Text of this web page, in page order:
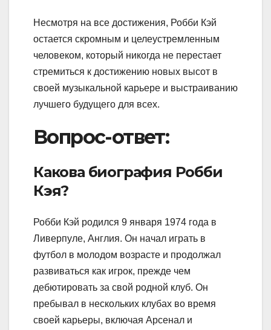
Несмотря на все достижения, Робби Кэй
остается скромным и целеустремленным
человеком, который никогда не перестает
стремиться к достижению новых высот в
своей музыкальной карьере и выстраиванию
лучшего будущего для всех.
Вопрос-ответ:
Какова биография Робби
Кэя?
Робби Кэй родился 9 января 1974 года в
Ливерпуле, Англия. Он начал играть в
футбол в молодом возрасте и продолжал
развиваться как игрок, прежде чем
дебютировать за свой родной клуб. Он
пребывал в нескольких клубах во время
своей карьеры, включая Арсенал и